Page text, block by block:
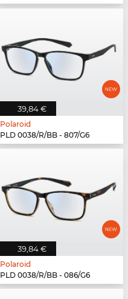
39,84 €
Polaroid
PLD 0038/R/BB - 807/G6
39,84 €
Polaroid
PLD 0038/R/BB - 086/G6